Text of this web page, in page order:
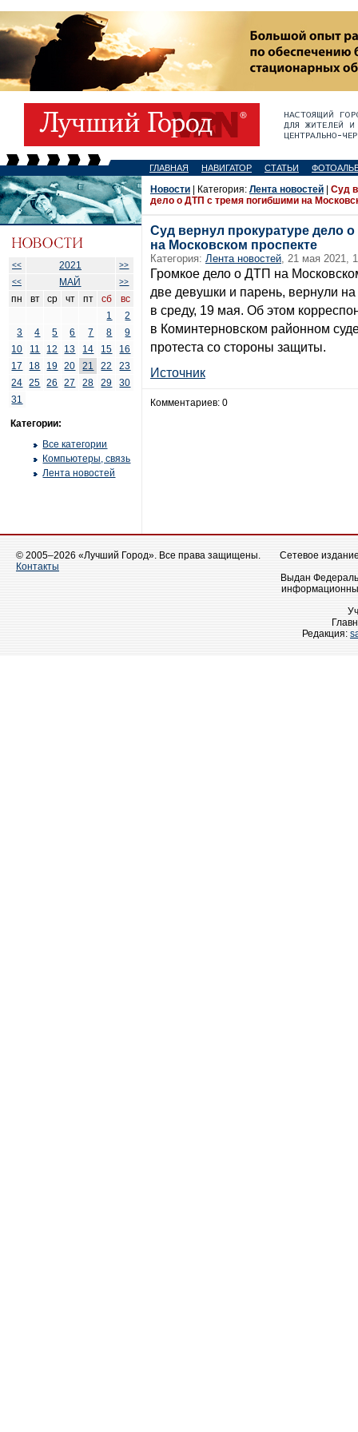
ГЛАВНАЯ НАВИГАТОР СТАТЬИ
<< 2021
>>
<<
МАЙ >>
пн вт ср чт пт сб
вс
1
2
3
4 5 6 7 8
9
10
11 12 13 14 15
16
17
18 19 20 21 22
23
24
25 26 27 28 29
30
31
Категории:
Все категории
Компьютеры, связь
Лента новостей
Новости | Категория: Лента новостей
Суд
дело о ДТП с тремя погибшими на
Суд вернул прокуратуре дело
на Московском проспекте
Категория: Лента новостей, 21 мая 2021,
Громкое дело о ДТП на
две девушки и парень, вернули
в среду, 19 мая. Об этом
в Коминтерновском районном
протеста со стороны защиты.
Источник
Комментариев: 0
© 2005–2026 «Лучший Город». Все права защищены.
Контакты
Сетевое
Выдан
Редакция: